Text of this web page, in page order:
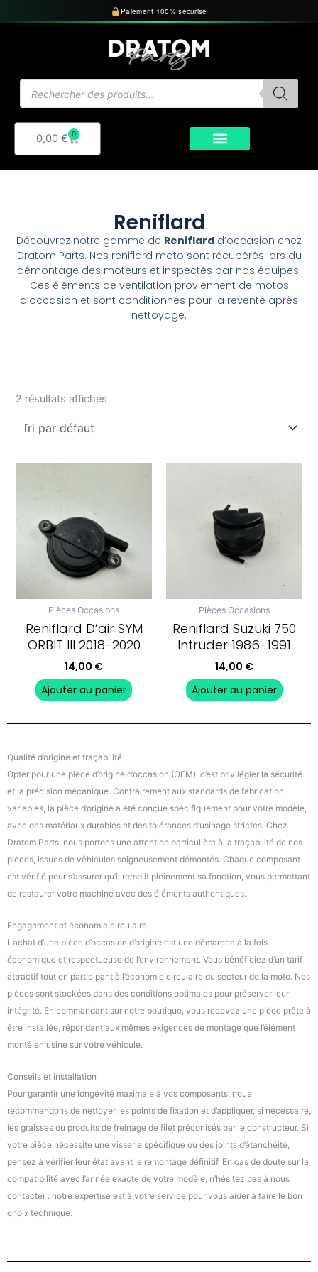
au
Paiement 100% sécurisé
de
0,00 € 0
Panier
Reniflard
Découvrez notre gamme de Reniflard d’occasion chez
Dratom Parts. Nos reniflard moto sont récupérés lors du
démontage des moteurs et inspectés par nos équipes.
Ces éléments de ventilation proviennent de motos
d’occasion et sont conditionnés pour la revente après
nettoyage.
2 résultats affichés
Pièces Occasions
Reniflard D’air SYM
ORBIT III 2018-2020
14,00 €
Ajouter au panier
Pièces Occasions
Reniflard Suzuki 750
Intruder 1986-1991
14,00 €
Ajouter au panier
Qualité d’origine et traçabilité
Opter pour une pièce d’origine d’occasion (OEM), c’est privilégier la sécurité
et la précision mécanique. Contrairement aux standards de fabrication
variables, la pièce d’origine a été conçue spécifiquement pour votre modèle,
avec des matériaux durables et des tolérances d’usinage strictes. Chez
Dratom Parts, nous portons une attention particulière à la traçabilité de nos
pièces, issues de véhicules soigneusement démontés. Chaque composant
est vérifié pour s’assurer qu’il remplit pleinement sa fonction, vous permettant
de restaurer votre machine avec des éléments authentiques.
Engagement et économie circulaire
L’achat d’une pièce d’occasion d’origine est une démarche à la fois
économique et respectueuse de l’environnement. Vous bénéficiez d’un tarif
attractif tout en participant à l’économie circulaire du secteur de la moto. Nos
pièces sont stockées dans des conditions optimales pour préserver leur
intégrité. En commandant sur notre boutique, vous recevez une pièce prête à
être installée, répondant aux mêmes exigences de montage que l’élément
monté en usine sur votre véhicule.
Conseils et installation
Pour garantir une longévité maximale à vos composants, nous
recommandons de nettoyer les points de fixation et d’appliquer, si nécessaire,
les graisses ou produits de freinage de filet préconisés par le constructeur. Si
votre pièce nécessite une visserie spécifique ou des joints d’étanchéité,
pensez à vérifier leur état avant le remontage définitif. En cas de doute sur la
compatibilité avec l’année exacte de votre modèle, n’hésitez pas à nous
contacter : notre expertise est à votre service pour vous aider à faire le bon
choix technique.